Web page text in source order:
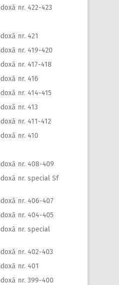
nr. 422-423
nr. 421
nr. 419-420
nr. 417-418
nr. 416
nr. 414-415
nr. 413
nr. 411-412
nr. 410
nr. 408-409
nr. special Sf
nr. 406-407
nr. 404-405
nr. special
nr. 402-403
nr. 401
nr. 399-400